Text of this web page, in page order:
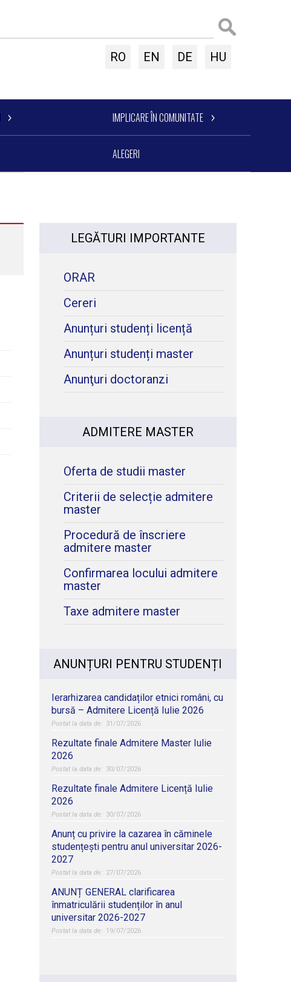
RO EN DE HU
IMPLICARE ÎN COMUNITATE
ALEGERI
LEGĂTURI IMPORTANTE
ORAR
Cereri
Anunțuri studenți licență
Anunțuri studenți master
Anunţuri doctoranzi
ADMITERE MASTER
Oferta de studii master
Criterii de selecție admitere
master
Procedură de înscriere
admitere master
Confirmarea locului admitere
master
Taxe admitere master
ANUNȚURI PENTRU STUDENȚI
Ierarhizarea candidaților etnici români, cu
bursă – Admitere Licență Iulie 2026
31/07/2026
Rezultate finale Admitere Master Iulie
2026
30/07/2026
Rezultate finale Admitere Licență Iulie
2026
30/07/2026
Anunț cu privire la cazarea în căminele
studențești pentru anul universitar 2026-
2027
27/07/2026
ANUNȚ GENERAL clarificarea
înmatriculării studenților în anul
universitar 2026-2027
19/07/2026